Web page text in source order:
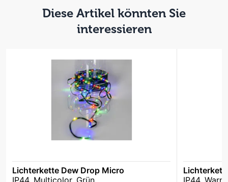
Diese Artikel könnten Sie
interessieren
Lichterkette Dew Drop Micro
IP44, Multicolor, Grün
IP44,